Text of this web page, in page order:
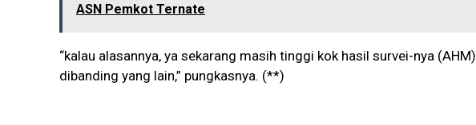
ASN Pemkot Ternate
“kalau alasannya, ya sekarang masih tinggi kok hasil survei-nya (AHM)
dibanding yang lain,” pungkasnya. (**)